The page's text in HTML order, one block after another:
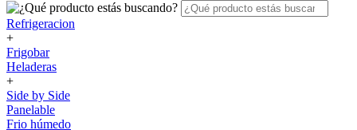
Refrigeracion
+
Frigobar
Heladeras
+
Side by Side
Panelable
Frio húmedo